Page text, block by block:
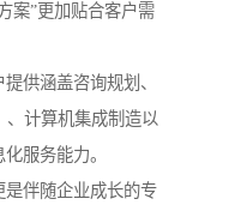
案”更加贴合客户需
供涵盖咨询规划、
、计算机集成制造以
服务能力。
伴随企业成长的专